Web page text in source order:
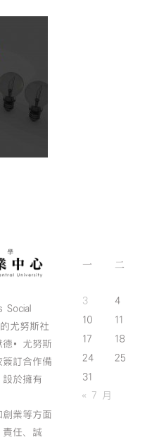
Social
尤努斯社
德•尤努斯
簽訂合作備
設於擁有
業等方面
責任、誠
一 二
3
4
10
11
17
18
24
25
31
« 7 月